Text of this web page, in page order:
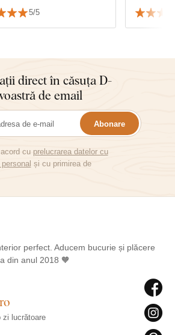
5/5
pentru
ultima,
direct în căsuța D-
de email
Abonare
cu prelucrarea datelor cu
și cu primirea de
perfect. Aducem bucurie și plăcere
din anul 2018 🧡
zi lucrătoare